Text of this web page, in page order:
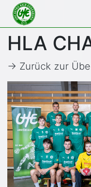
HLA
→ Zurück zur